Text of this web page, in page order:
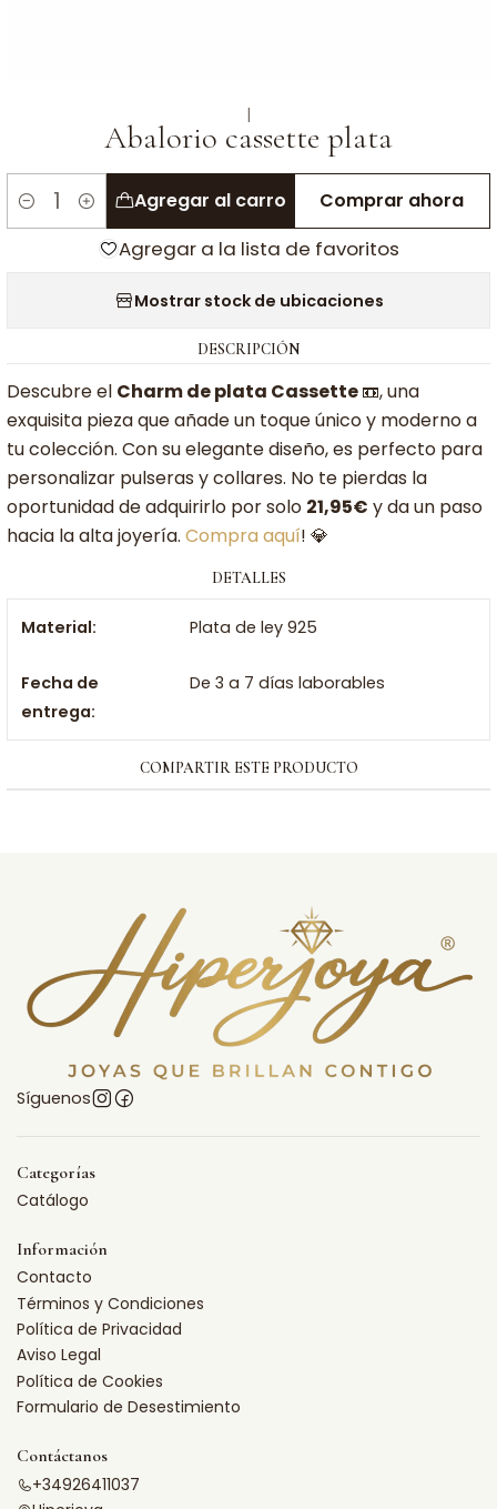
|
Abalorio cassette plata
Cantidad
Agregar al carro Comprar ahora
Agregar a la lista de favoritos
Mostrar stock de ubicaciones
DESCRIPCIÓN
Descubre el Charm de plata Cassette📼, una
exquisita pieza que añade un toque único y moderno a
tu colección. Con su elegante diseño, es perfecto para
personalizar pulseras y collares. No te pierdas la
oportunidad de adquirirlo por solo 21,95€ y da un paso
hacia la alta joyería. Compra aquí! 💎
DETALLES
Material: Plata de ley 925
Fecha de
entrega:
De 3 a 7 días laborables
COMPARTIR ESTE PRODUCTO
Síguenos
Categorías
Catálogo
Información
Contacto
Términos y Condiciones
Política de Privacidad
Aviso Legal
Política de Cookies
Formulario de Desestimiento
Contáctanos
+34926411037